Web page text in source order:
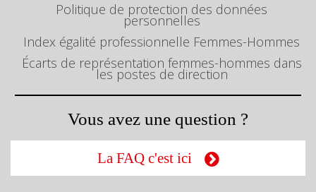
Politique de protection des données
personnelles
Index égalité professionnelle Femmes-Hommes
Écarts de représentation femmes-hommes dans
les postes de direction
Vous avez une question ?
La FAQ c'est ici